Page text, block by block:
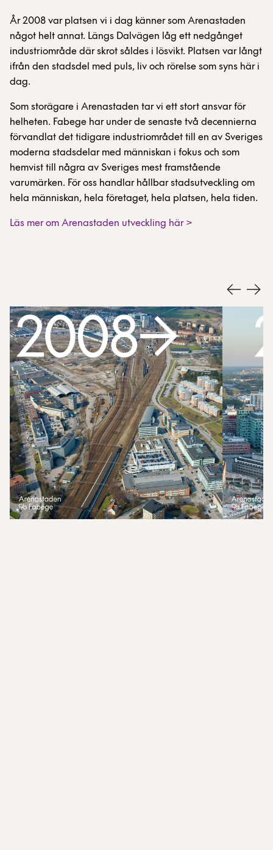
År 2008 var platsen vi i dag känner som Arenastaden
något helt annat. Längs Dalvägen låg ett nedgånget
industriområde där skrot såldes i lösvikt. Platsen var långt
ifrån den stadsdel med puls, liv och rörelse som syns här i
dag.
Som storägare i Arenastaden tar vi ett stort ansvar för
helheten. Fabege har under de senaste två decennierna
förvandlat det tidigare industriområdet till en av Sveriges
moderna stadsdelar med människan i fokus och som
hemvist till några av Sveriges mest framstående
varumärken. För oss handlar hållbar stadsutveckling om
hela människan, hela företaget, hela platsen, hela tiden.
Läs mer om Arenastaden utveckling här >